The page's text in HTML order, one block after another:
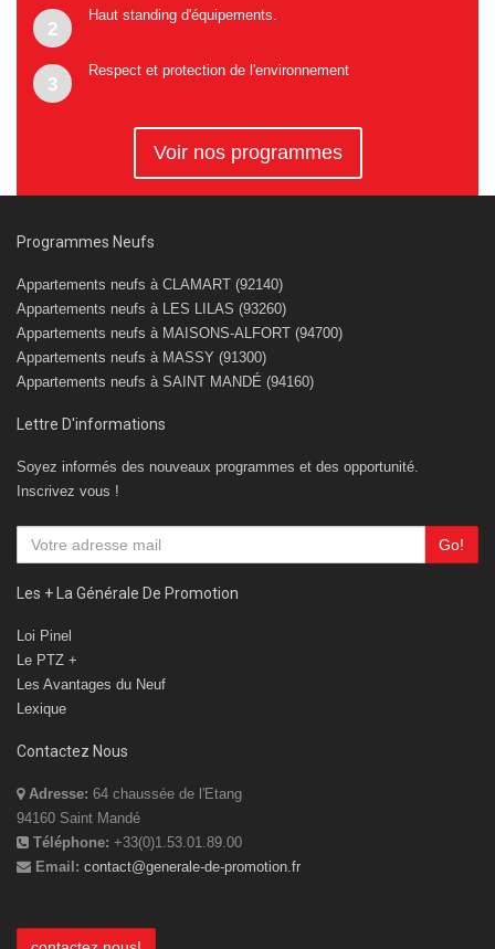
2
Haut standing d'équipements.
3
Respect et protection de l'environnement
Voir nos programmes
Programmes Neufs
Appartements neufs à CLAMART (92140)
Appartements neufs à LES LILAS (93260)
Appartements neufs à MAISONS-ALFORT (94700)
Appartements neufs à MASSY (91300)
Appartements neufs à SAINT MANDÉ (94160)
Lettre D'informations
Soyez informés des nouveaux programmes et des opportunité.
Inscrivez vous !
Go!
Les + La Générale De Promotion
Loi Pinel
Le PTZ +
Les Avantages du Neuf
Lexique
Contactez Nous
Adresse: 64 chaussée de l'Etang
94160 Saint Mandé
Téléphone: +33(0)1.53.01.89.00
Email: contact@generale-de-promotion.fr